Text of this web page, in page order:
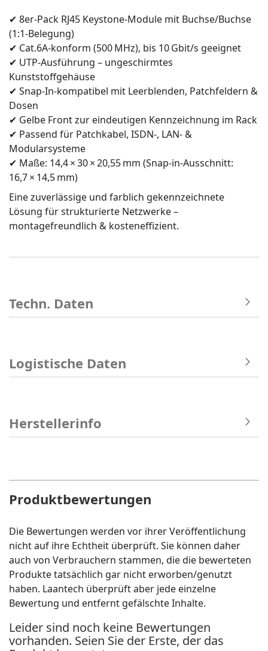
✔ 8er-Pack RJ45 Keystone-Module mit Buchse/Buchse
(1:1-Belegung)
✔ Cat.6A-konform (500 MHz), bis 10 Gbit/s geeignet
✔ UTP-Ausführung – ungeschirmtes
Kunststoffgehäuse
✔ Snap-In-kompatibel mit Leerblenden, Patchfeldern &
Dosen
✔ Gelbe Front zur eindeutigen Kennzeichnung im Rack
✔ Passend für Patchkabel, ISDN-, LAN- &
Modularsysteme
✔ Maße: 14,4 × 30 × 20,55 mm (Snap-in-Ausschnitt:
16,7 × 14,5 mm)
Eine zuverlässige und farblich gekennzeichnete
Lösung für strukturierte Netzwerke –
montagefreundlich & kosteneffizient.
Techn. Daten
Logistische Daten
Herstellerinfo
Produktbewertungen
Die Bewertungen werden vor ihrer Veröffentlichung
nicht auf ihre Echtheit überprüft. Sie können daher
auch von Verbrauchern stammen, die die bewerteten
Produkte tatsächlich gar nicht erworben/genutzt
haben. Laantech überprüft aber jede einzelne
Bewertung und entfernt gefälschte Inhalte.
Leider sind noch keine Bewertungen
vorhanden. Seien Sie der Erste, der das